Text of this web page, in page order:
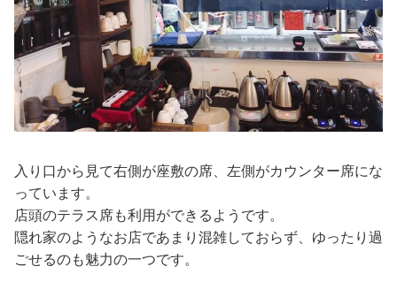
入り口から見て右側が座敷の席、左側がカウンター席にな
っています。
店頭のテラス席も利用ができるようです。
隠れ家のようなお店であまり混雑しておらず、ゆったり過
ごせるのも魅力の一つです。